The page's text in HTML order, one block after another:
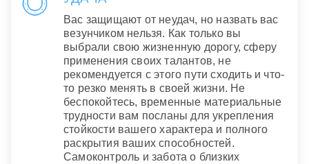
Вас защищают от неудач, но назвать вас
везунчиком нельзя. Как только вы
выбрали свою жизненную дорогу, сферу
применения своих талантов, не
рекомендуется с этого пути сходить и что-
то резко менять в своей жизни. Не
беспокойтесь, временные материальные
трудности вам посланы для укрепления
стойкости вашего характера и полного
раскрытия ваших способностей.
Самоконтроль и забота о близких